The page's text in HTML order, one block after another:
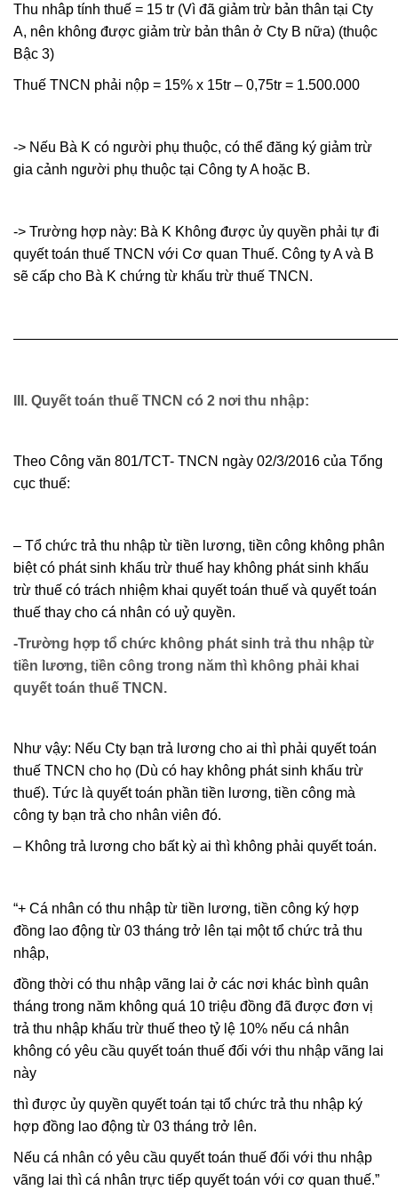
Thu nhâp tính thuế = 15 tr (Vì đã giảm trừ bản thân tại Cty
A, nên không được giảm trừ bản thân ở Cty B nữa) (thuộc
Bậc 3)
Thuế TNCN phải nộp = 15% x 15tr – 0,75tr = 1.500.000
-> Nếu Bà K có người phụ thuộc, có thể đăng ký giảm trừ
gia cảnh người phụ thuộc tại Công ty A hoặc B.
-> Trường hợp này: Bà K Không được ủy quyền phải tự đi
quyết toán thuế TNCN với Cơ quan Thuế. Công ty A và B
sẽ cấp cho Bà K chứng từ khấu trừ thuế TNCN.
III. Quyết toán thuế TNCN có 2 nơi thu nhập:
Theo Công văn 801/TCT- TNCN ngày 02/3/2016 của Tổng
cục thuế:
– Tổ chức trả thu nhập từ tiền lương, tiền công không phân
biệt có phát sinh khấu trừ thuế hay không phát sinh khấu
trừ thuế có trách nhiệm khai quyết toán thuế và quyết toán
thuế thay cho cá nhân có uỷ quyền.
-Trường hợp tổ chức không phát sinh trả thu nhập từ
tiền lương, tiền công trong năm thì không phải khai
quyết toán thuế TNCN.
Như vậy: Nếu Cty bạn trả lương cho ai thì phải quyết toán
thuế TNCN cho họ (Dù có hay không phát sinh khấu trừ
thuế). Tức là quyết toán phần tiền lương, tiền công mà
công ty bạn trả cho nhân viên đó.
– Không trả lương cho bất kỳ ai thì không phải quyết toán.
“+ Cá nhân có thu nhập từ tiền lương, tiền công ký hợp
đồng lao động từ 03 tháng trở lên tại một tổ chức trả thu
nhập,
đồng thời có thu nhập vãng lai ở các nơi khác bình quân
tháng trong năm không quá 10 triệu đồng đã được đơn vị
trả thu nhập khấu trừ thuế theo tỷ lệ 10% nếu cá nhân
không có yêu cầu quyết toán thuế đối với thu nhập vãng lai
này
thì được ủy quyền quyết toán tại tổ chức trả thu nhập ký
hợp đồng lao động từ 03 tháng trở lên.
Nếu cá nhân có yêu cầu quyết toán thuế đối với thu nhập
vãng lai thì cá nhân trực tiếp quyết toán với cơ quan thuế.”